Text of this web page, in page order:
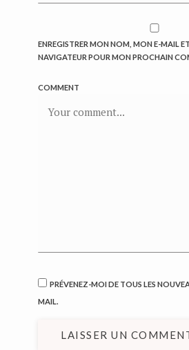
ENREGISTRER MON NOM, MON E-MAIL
NAVIGATEUR POUR MON PROCHAIN
COMMENT
PRÉVENEZ-MOI DE TOUS LES
MAIL.
LAISSER UN